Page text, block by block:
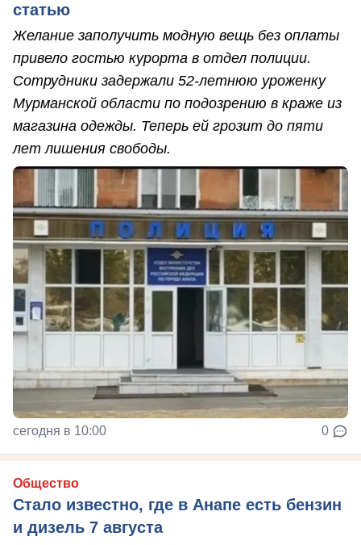
статью
Желание заполучить модную вещь без оплаты
привело гостью курорта в отдел полиции.
Сотрудники задержали 52-летнюю уроженку
Мурманской области по подозрению в краже из
магазина одежды. Теперь ей грозит до пяти
лет лишения свободы.
сегодня в 10:00 0
Общество
Стало известно, где в Анапе есть бензин
и дизель 7 августа